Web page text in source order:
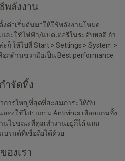
พลังงาน
งค่าเริ่มต้นมาให้ใช้พลังงานโหมด
และใช้ไฟฟ้า/แบตเตอรี่ในระดับพอดี ถ้า
ก็ ให้ไปที่ Start > Settings > System >
อกด้านขวามือเป็น Best performance
ำจัดทิ้ง
การใหญ่ที่สุดที่สะสมภาระให้กับ
องใช้โปรแกรม Antivirus เพื่อสแกนทั้ง
นไปขณะที่คุณทำงานอยู่ก็ได้ แถม
บรนด์ที่เชื่อถือได้ด้วย
องเรา